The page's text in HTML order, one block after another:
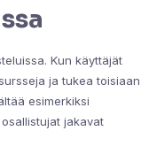
Kun käyttäjät
ja tukea toisiaan
esimerkiksi
jakavat